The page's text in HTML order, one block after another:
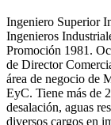
Ingeniero Superior
Ingenieros
Promoción 1981.
de Director
área de negocio de
EyC. Tiene más de
desalación, aguas
diversos cargos en